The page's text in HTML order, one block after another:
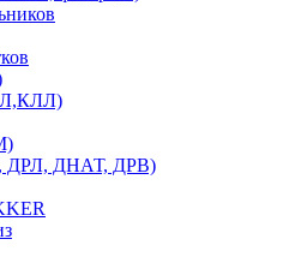
ДРЛ, ДНАТ, ДРВ)